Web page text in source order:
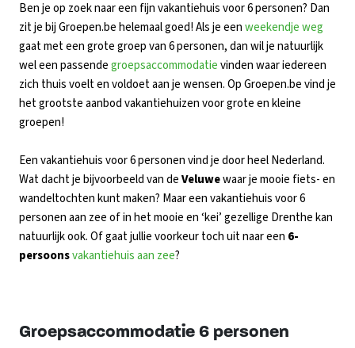
Ben je op zoek naar een fijn vakantiehuis voor 6 personen? Dan
zit je bij Groepen.be helemaal goed! Als je eenweekendje weg
gaat met een grote groep van 6 personen, dan wil je natuurlijk
wel een passendegroepsaccommodatievinden waar iedereen
zich thuis voelt en voldoet aan je wensen. Op Groepen.be vind je
het grootste aanbod vakantiehuizen voor grote en kleine
groepen!
Een vakantiehuis voor 6 personen vind je door heel Nederland.
Wat dacht je bijvoorbeeld van deVeluwewaar je mooie fiets- en
wandeltochten kunt maken? Maar een vakantiehuis voor 6
personen aan zee of in het mooie en ‘kei’ gezellige Drenthe kan
natuurlijk ook. Of gaat jullie voorkeur toch uit naar een 6-
persoonsvakantiehuis aan zee?
Groepsaccommodatie 6 personen